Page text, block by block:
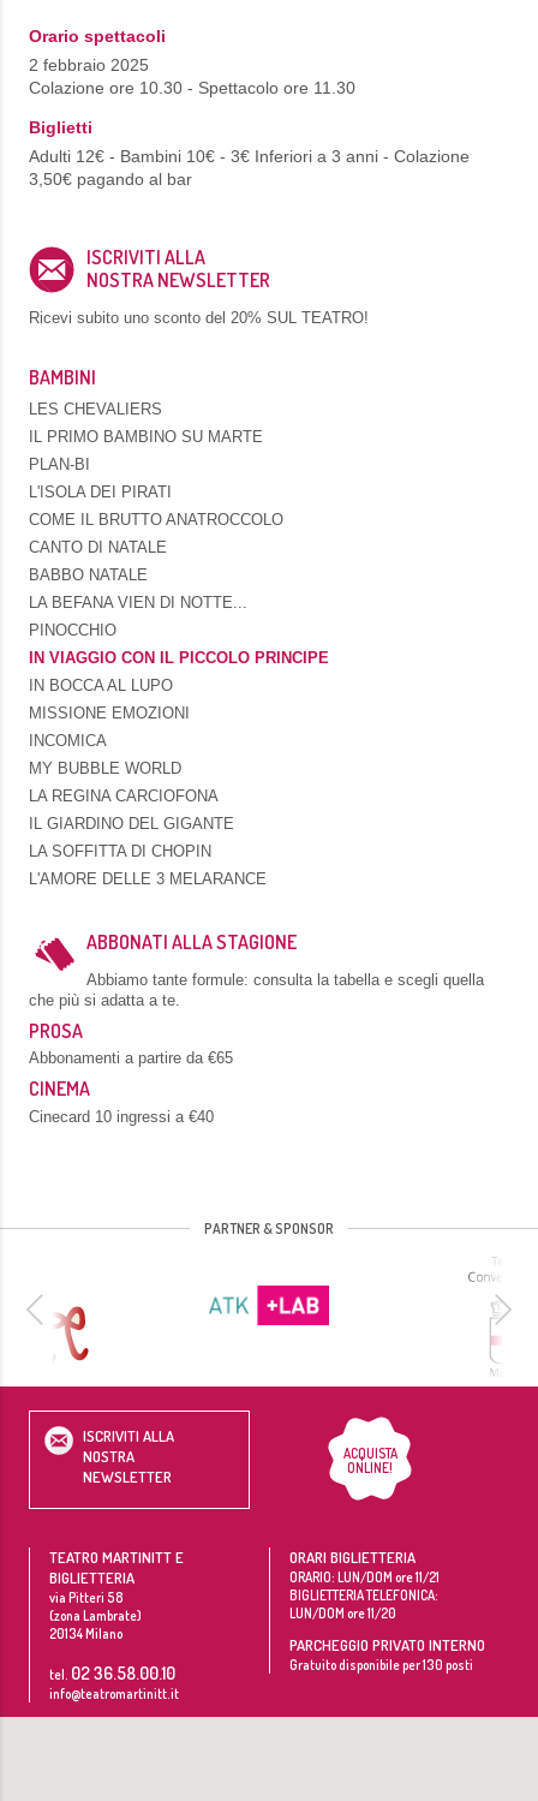
Orario spettacoli
2 febbraio 2025
Colazione ore 10.30 - Spettacolo ore 11.30
Biglietti
Adulti 12€ - Bambini 10€ - 3€ Inferiori a 3 anni - Colazione
3,50€ pagando al bar
ISCRIVITI ALLA
NOSTRA NEWSLETTER
Ricevi subito uno sconto del 20% SUL TEATRO!
BAMBINI
LES CHEVALIERS
IL PRIMO BAMBINO SU MARTE
PLAN-BI
L'ISOLA DEI PIRATI
COME IL BRUTTO ANATROCCOLO
CANTO DI NATALE
BABBO NATALE
LA BEFANA VIEN DI NOTTE...
PINOCCHIO
IN VIAGGIO CON IL PICCOLO PRINCIPE
IN BOCCA AL LUPO
MISSIONE EMOZIONI
INCOMICA
MY BUBBLE WORLD
LA REGINA CARCIOFONA
IL GIARDINO DEL GIGANTE
LA SOFFITTA DI CHOPIN
L'AMORE DELLE 3 MELARANCE
ABBONATI ALLA STAGIONE
Abbiamo tante formule: consulta la tabella e scegli quella
che più si adatta a te.
PROSA
Abbonamenti a partire da €65
CINEMA
Cinecard 10 ingressi a €40
PARTNER & SPONSOR
ISCRIVITI ALLA
NOSTRA
NEWSLETTER
ACQUISTA
ONLINE!
TEATRO MARTINITT E
BIGLIETTERIA
via Pitteri 58
(zona Lambrate)
20134Milano
tel. 02 36.58.00.10
info@teatromartinitt.it
ORARI BIGLIETTERIA
ORARIO: LUN/DOM ore 11/21
BIGLIETTERIA TELEFONICA:
LUN/DOM ore 11/20
PARCHEGGIO PRIVATO INTERNO
Gratuito disponibile per 130 posti